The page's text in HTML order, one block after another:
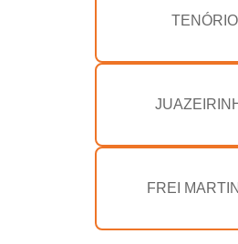
TENÓRIO
FREI